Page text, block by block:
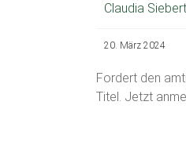
Claudia Siebert
20. März 2024
Fordert den
Titel. Jetzt